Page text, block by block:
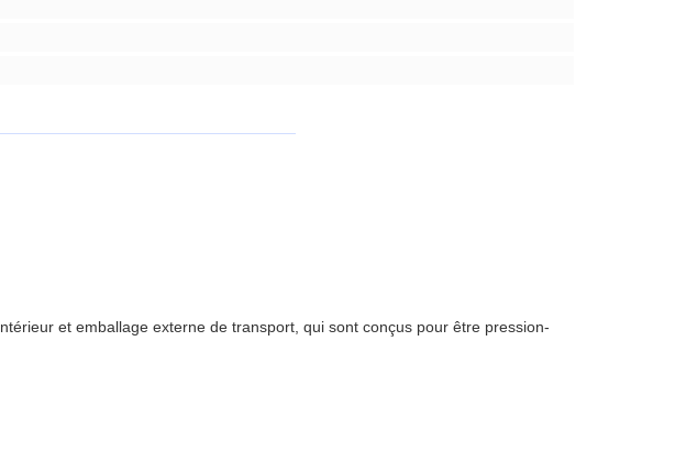
et emballage externe de transport, qui sont conçus pour être pression-